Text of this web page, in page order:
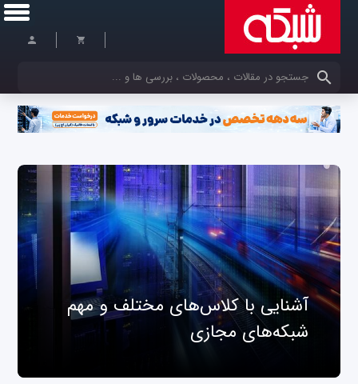
کلمات کلیدی خود را وارد کنید
آشنایی با کلاس‌های مختلف و مهم
شبکه‌های مجازی